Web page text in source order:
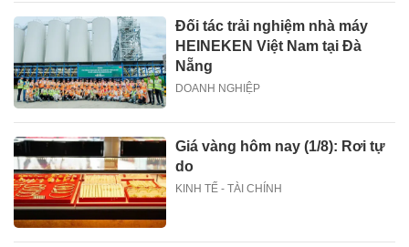
Đối tác trải nghiệm nhà máy
HEINEKEN Việt Nam tại Đà
Nẵng
DOANH NGHIỆP
Giá vàng hôm nay (1/8): Rơi tự
do
KINH TẾ - TÀI CHÍNH